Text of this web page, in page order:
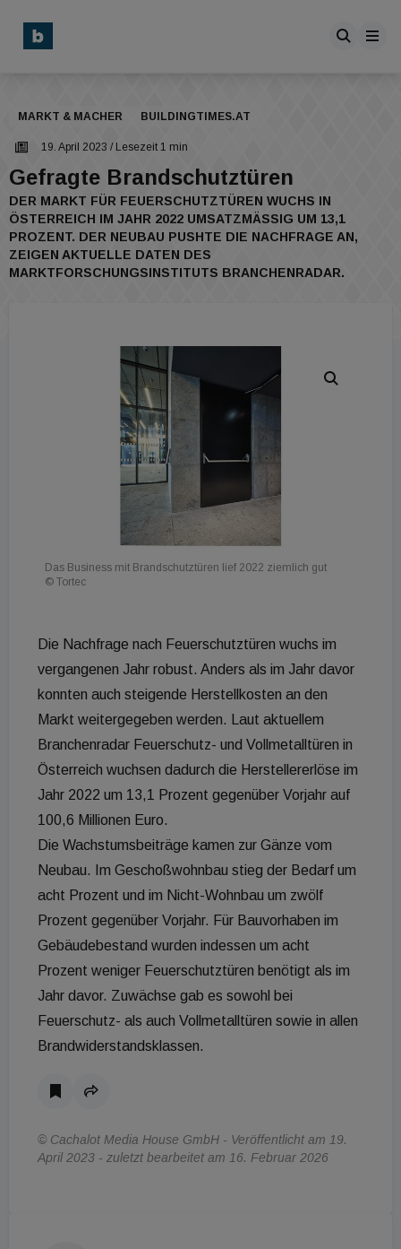
MARKT & MACHER BUILDINGTIMES.AT
19. April 2023 / Lesezeit 1 min
Gefragte Brandschutztüren
DER MARKT FÜR FEUERSCHUTZTÜREN WUCHS IN
ÖSTERREICH IM JAHR 2022 UMSATZMÄSSIG UM 13,1 P
ROZENT. DER NEUBAU PUSHTE DIE NACHFRAGE AN, Z
EIGEN AKTUELLE DATEN DES M
ARKTFORSCHUNGSINSTITUTS BRANCHENRADAR.
Das Business mit Brandschutztüren lief 2022 ziemlich gut
© Tortec
Die Nachfrage nach Feuerschutztüren wuchs im
vergangenen Jahr robust. Anders als im Jahr davor
konnten auch steigende Herstellkosten an den
Markt weitergegeben werden. Laut aktuellem
Branchenradar Feuerschutz- und Vollmetalltüren in
Österreich wuchsen dadurch die Herstellererlöse im
Jahr 2022 um 13,1 Prozent gegenüber Vorjahr auf
100,6 Millionen Euro.
Die Wachstumsbeiträge kamen zur Gänze vom
Neubau. Im Geschoßwohnbau stieg der Bedarf um
acht Prozent und im Nicht-Wohnbau um zwölf
Prozent gegenüber Vorjahr. Für Bauvorhaben im
Gebäudebestand wurden indessen um acht
Prozent weniger Feuerschutztüren benötigt als im
Jahr davor. Zuwächse gab es sowohl bei
Feuerschutz- als auch Vollmetalltüren sowie in allen
Brandwiderstandsklassen.
© Cachalot Media House GmbH - Veröffentlicht am 19.
April 2023 - zuletzt bearbeitet am 16. Februar 2026